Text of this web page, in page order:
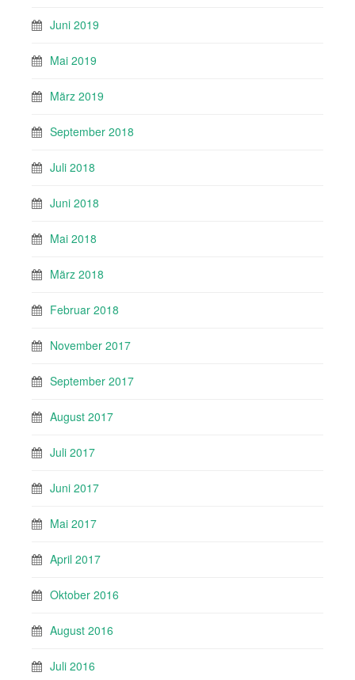
Juni 2019
Mai 2019
März 2019
September 2018
Juli 2018
Juni 2018
Mai 2018
März 2018
Februar 2018
November 2017
September 2017
August 2017
Juli 2017
Juni 2017
Mai 2017
April 2017
Oktober 2016
August 2016
Juli 2016